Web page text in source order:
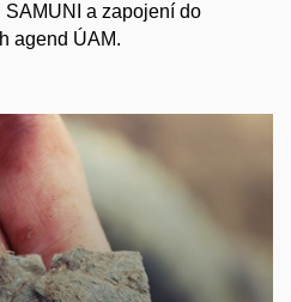
a zapojení do
agend ÚAM.